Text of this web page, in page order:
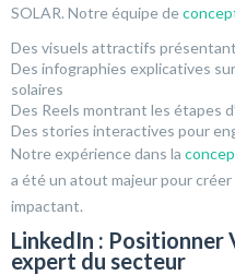
SOLAR. Notre équipe de
Des visuels attractifs
Des infographies explicatives
solaires
Des Reels montrant les étapes
Des stories interactives pour
Notre expérience dans la
a été un atout majeur pour
impactant.
LinkedIn : Positionner
expert du secteur